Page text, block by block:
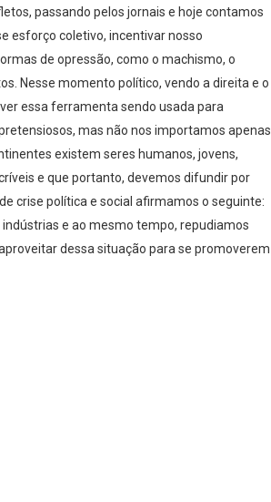
passando pelos jornais e hoje contamos
esforço coletivo, incentivar nosso
de opressão, como o machismo, o
Nesse momento político, vendo a direita e o
essa ferramenta sendo usada para
mas não nos importamos apenas
existem seres humanos, jovens,
e que portanto, devemos difundir por
crise política e social afirmamos o seguinte:
e ao mesmo tempo, repudiamos
dessa situação para se promoverem